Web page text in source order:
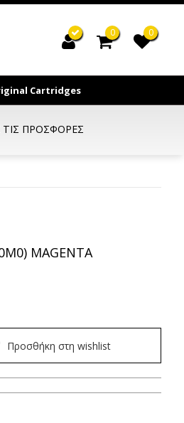
0 0
Cartridges
ΤΙΣ ΠΡΟΣΦΟΡΕΣ
MAGENTA
Προσθήκη στη wishlist